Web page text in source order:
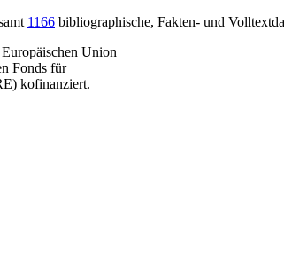
1166 bibliographische, Fakten- und
Union
Fonds für
kofinanziert.